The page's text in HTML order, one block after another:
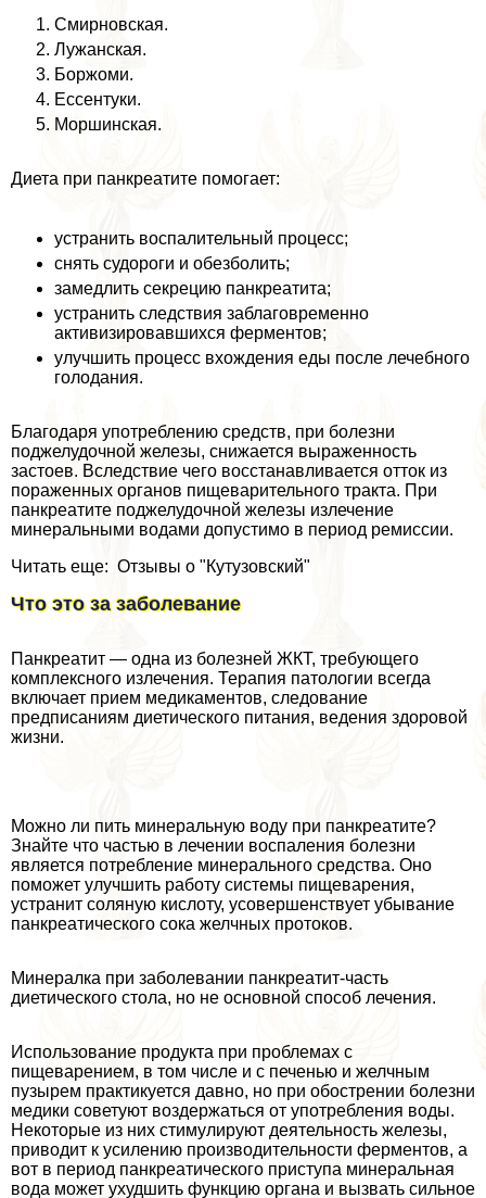
Смирновская.
Лужанская.
Боржоми.
Ессентуки.
Моршинская.
Диета при панкреатите помогает:
устранить воспалительный процесс;
снять судороги и обезболить;
замедлить секрецию панкреатита;
устранить следствия заблаговременно
активизировавшихся ферментов;
улучшить процесс вхождения еды после лечебного
голодания.
Благодаря употрeблению средств, при болезни
поджелудочной железы, снижается выраженность
застоев. Вследствие чего восстанавливается отток из
пораженных органов пищеварительного тpaкта. При
панкреатите поджелудочной железы излечение
минеральными водами допустимо в период ремиссии.
Читать еще: Отзывы о "Кутузовский"
Что это за заболевание
Панкреатит — одна из болезней ЖКТ, требующего
комплексного излечения. Терапия патологии всегда
включает прием медикаментов, следование
предписаниям диетического питания, ведения здоровой
жизни.
Можно ли пить минеральную воду при панкреатите?
Знайте что частью в лечении воспаления болезни
является потрeбление минерального средства. Оно
поможет улучшить работу системы пищеварения,
устранит соляную кислоту, усовершенствует убывание
панкреатического сока желчных протоков.
Минералка при заболевании панкреатит-часть
диетического стола, но не основной способ лечения.
Использование продукта при проблемах с
пищеварением, в том числе и с печенью и желчным
пузырем пpaктикуется давно, но при обострении болезни
медики советуют воздержаться от употрeбления воды.
Некоторые из них стимулируют деятельность железы,
приводит к усилению производительности ферментов, а
вот в период панкреатического приступа минеральная
вода может ухудшить функцию органа и вызвать сильное